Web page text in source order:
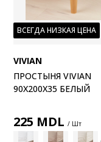
ВСЕГДА НИЗКАЯ ЦЕНА
VIVIAN
ПРОСТЫНЯ VIVIAN
90X200X35 БЕЛЫЙ
225 MDL / Шт